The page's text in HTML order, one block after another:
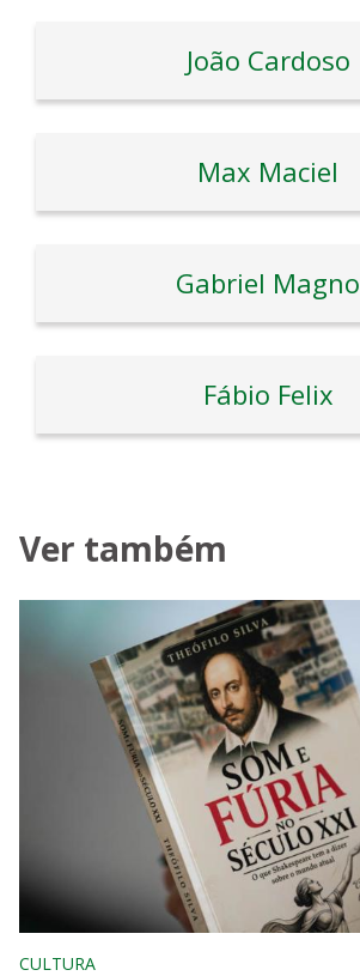
João Cardoso
Max Maciel
Gabriel Magno
Fábio Felix
Ver também
CULTURA